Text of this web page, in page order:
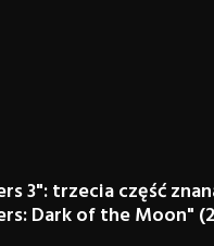
3": trzecia część
Dark of the Moon"